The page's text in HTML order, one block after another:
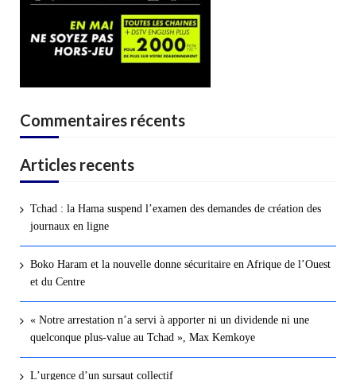
Commentaires récents
Articles recents
Tchad : la Hama suspend l’examen des demandes de création des
journaux en ligne
Boko Haram et la nouvelle donne sécuritaire en Afrique de l’Ouest
et du Centre
« Notre arrestation n’a servi à apporter ni un dividende ni une
quelconque plus-value au Tchad », Max Kemkoye
L’urgence d’un sursaut collectif